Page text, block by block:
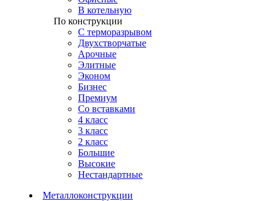
В котельную
По конструкции
С терморазрывом
Двухстворчатые
Арочные
Элитные
Эконом
Бизнес
Премиум
Со вставками
4 класс
3 класс
2 класс
Большие
Высокие
Нестандартные
Металлоконструкции